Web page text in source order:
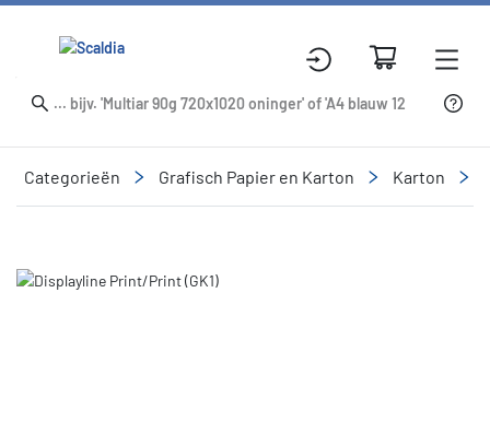
Categorieën Grafisch Papier en Karton Karton
Slide 1 of 1